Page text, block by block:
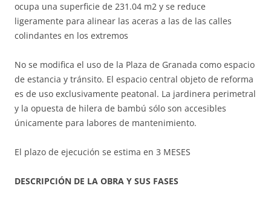
ocupa una superficie de 231.04 m2 y se reduce
ligeramente para alinear las aceras a las de las calles
colindantes en los extremos
No se modifica el uso de la Plaza de Granada como espacio
de estancia y tránsito. El espacio central objeto de reforma
es de uso exclusivamente peatonal. La jardinera perimetral
y la opuesta de hilera de bambú sólo son accesibles
únicamente para labores de mantenimiento.
El plazo de ejecución se estima en 3 MESES
DESCRIPCIÓN DE LA OBRA Y SUS FASES